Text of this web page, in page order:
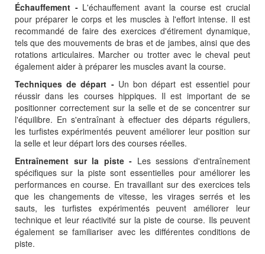
Échauffement -L'échauffement avant la course est crucial
pour préparer le corps et les muscles à l'effort intense. Il est
recommandé de faire des exercices d'étirement dynamique,
tels que des mouvements de bras et de jambes, ainsi que des
rotations articulaires. Marcher ou trotter avec le cheval peut
également aider à préparer les muscles avant la course.
Techniques de départ -Un bon départ est essentiel pour
réussir dans les courses hippiques. Il est important de se
positionner correctement sur la selle et de se concentrer sur
l'équilibre. En s'entraînant à effectuer des départs réguliers,
les turfistes expérimentés peuvent améliorer leur position sur
la selle et leur départ lors des courses réelles.
Entraînement sur la piste - Les sessions d'entraînement
spécifiques sur la piste sont essentielles pour améliorer les
performances en course. En travaillant sur des exercices tels
que les changements de vitesse, les virages serrés et les
sauts, les turfistes expérimentés peuvent améliorer leur
technique et leur réactivité sur la piste de course. Ils peuvent
également se familiariser avec les différentes conditions de
piste.